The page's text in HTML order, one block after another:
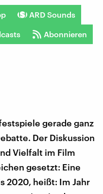
ARD Sounds
Abonnieren
gerade ganz
Der Diskussion
Vielfalt im Film
gesetzt: Eine
2020, heißt: Im Jahr